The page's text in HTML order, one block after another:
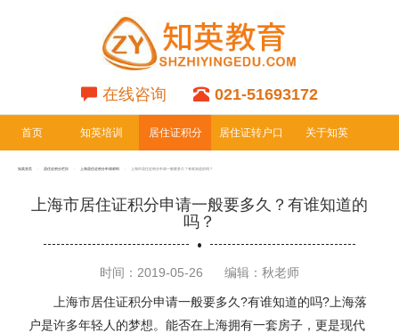
在线咨询 021-51693172
首页 知英培训 居住证积分
专栏
居住证转户口 关于知英
知英首页 居住证积分栏目 上海居住证积分申请材料 上海市居住证积分申请一般要多久？有谁知道的吗？
上海市居住证积分申请一般要多久？有谁知道的
吗？
时间：2019-05-26 编辑：秋老师
上海市居住证积分申请一般要多久?有谁知道的吗?上海落
户是许多年轻人的梦想。能否在上海拥有一套房子，更是现代